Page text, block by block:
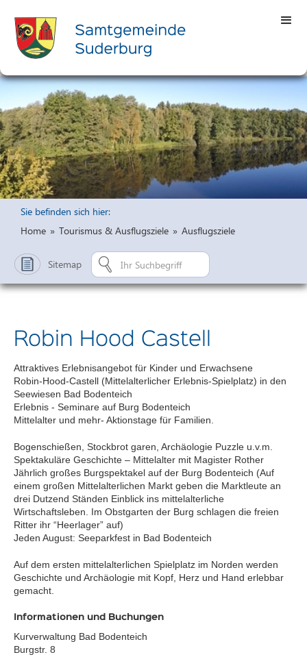
Sie befinden sich hier:
Home » Tourismus & Ausflugsziele » Ausflugsziele
Sitemap
Robin Hood Castell
Attraktives Erlebnisangebot für Kinder und Erwachsene
Robin-Hood-Castell (Mittelalterlicher Erlebnis-Spielplatz) in den
Seewiesen Bad Bodenteich
Erlebnis - Seminare auf Burg Bodenteich
Mittelalter und mehr- Aktionstage für Familien.
Bogenschießen, Stockbrot garen, Archäologie Puzzle u.v.m.
Spektakuläre Geschichte – Mittelalter mit Magister Rother
Jährlich großes Burgspektakel auf der Burg Bodenteich (Auf
einem großen Mittelalterlichen Markt geben die Marktleute an
drei Dutzend Ständen Einblick ins mittelalterliche
Wirtschaftsleben. Im Obstgarten der Burg schlagen die freien
Ritter ihr “Heerlager” auf)
Jeden August: Seeparkfest in Bad Bodenteich
Auf dem ersten mittelalterlichen Spielplatz im Norden werden
Geschichte und Archäologie mit Kopf, Herz und Hand erlebbar
gemacht.
Informationen und Buchungen
Kurverwaltung Bad Bodenteich
Burgstr. 8